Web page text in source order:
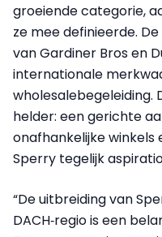
groeiende categorie,
ze mee definieerde.
van Gardiner Bros en
internationale
wholesalebegeleiding.
helder: een gerichte
onafhankelijke winkels
Sperry tegelijk
“De uitbreiding van
DACH‑regio is een